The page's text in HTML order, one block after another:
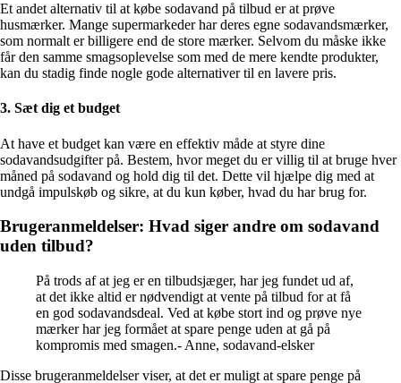
Et andet alternativ til at købe sodavand på tilbud er at prøve
husmærker. Mange supermarkeder har deres egne sodavandsmærker,
som normalt er billigere end de store mærker. Selvom du måske ikke
får den samme smagsoplevelse som med de mere kendte produkter,
kan du stadig finde nogle gode alternativer til en lavere pris.
3. Sæt dig et budget
At have et budget kan være en effektiv måde at styre dine
sodavandsudgifter på. Bestem, hvor meget du er villig til at bruge hver
måned på sodavand og hold dig til det. Dette vil hjælpe dig med at
undgå impulskøb og sikre, at du kun køber, hvad du har brug for.
Brugeranmeldelser: Hvad siger andre om sodavand
uden tilbud?
På trods af at jeg er en tilbudsjæger, har jeg fundet ud af,
at det ikke altid er nødvendigt at vente på tilbud for at få
en god sodavandsdeal. Ved at købe stort ind og prøve nye
mærker har jeg formået at spare penge uden at gå på
kompromis med smagen.- Anne, sodavand-elsker
Disse brugeranmeldelser viser, at det er muligt at spare penge på